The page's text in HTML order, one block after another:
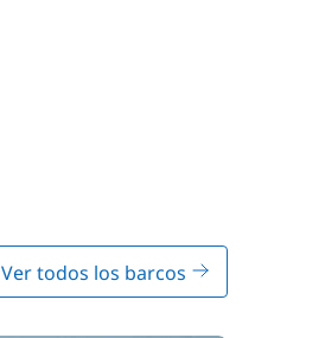
Ver todos los barcos